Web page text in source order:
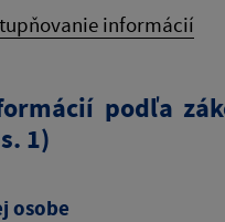
informácií
podľa
1)
osobe